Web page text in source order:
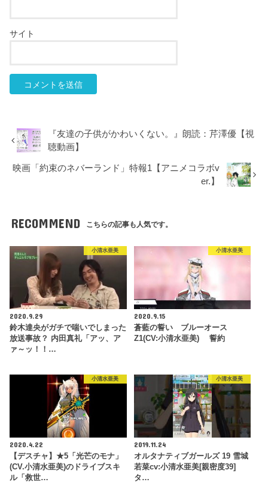
サイト
『友達の子供がかわいくない。』朗読：芹澤優【視
聴動画】
映画「約束のネバーランド」特報1【アニメコラボv
er.】
RECOMMEND こちらの記事も人気です。
小清水亜美
2020.9.29
鈴木達央がガチで喘いでしまった
放送事故？ 内田真礼「アッ、ア
ァ～ッ！！…
小清水亜美
2020.9.15
蒼藍の誓い ブルーオース
Z1(CV:小清水亜美) 誓約
小清水亜美
2020.4.22
【デスチャ】★5「光芒のモナ」
(CV.小清水亜美)のドライブスキ
ル「救世…
小清水亜美
2019.11.24
オルタナティブガールズ 19 雪城
若菜cv:小清水亜美[親密度39]
タ…